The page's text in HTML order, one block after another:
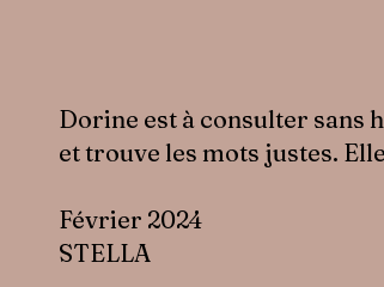
Dorine est à consulter sans
et trouve les mots justes.
Février 2024
STELLA